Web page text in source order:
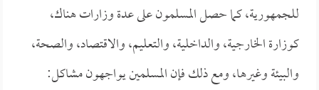
للجمهورية، كما حصل المسلمون على عدة وزارات هناك،
كوزارة الخارجية، والداخلية، والتعليم، والاقتصاد، والصحة،
والبيئة وغيرها، ومع ذلك فإن المسلمين يواجهون مشاكل: